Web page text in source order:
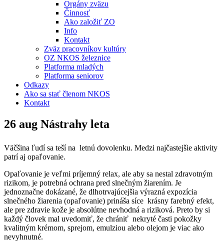
Orgány zväzu
Činnosť
Ako založiť ZO
Info
Kontakt
Zväz pracovníkov kultúry
OZ NKOS železnice
Platforma mladých
Platforma seniorov
Odkazy
Ako sa stať členom NKOS
Kontakt
26 aug Nástrahy leta
Väčšina ľudí sa teší na letnú dovolenku. Medzi najčastejšie aktivity
patrí aj opaľovanie.
Opaľovanie je veľmi príjemný relax, ale aby sa nestal zdravotným
rizikom, je potrebná ochrana pred slnečným žiarením. Je
jednoznačne dokázané, že dlhotrvajúcejšia výrazná expozícia
slnečného žiarenia (opaľovanie) prináša síce krásny farebný efekt,
ale pre zdravie kože je absolútne nevhodná a riziková. Preto by si
každý človek mal uvedomiť, že chrániť nekryté časti pokožky
kvalitným krémom, sprejom, emulziou alebo olejom je viac ako
nevyhnutné.